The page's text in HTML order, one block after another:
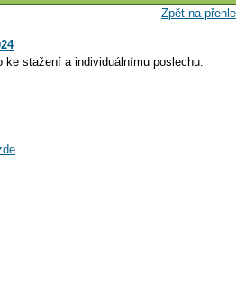
Zpět na
ke stažení a individuálnímu poslechu.